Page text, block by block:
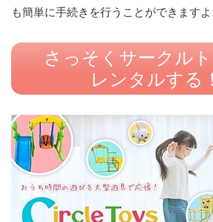
も簡単に手続きを行うことができますよ
さっそくサークル
レンタルする！